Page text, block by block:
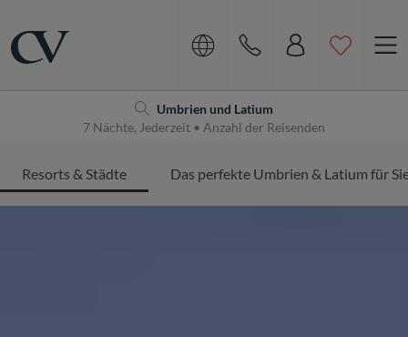
Umbrien und Latium
7 Nächte, Jederzeit • Anzahl der Reisenden
Resorts & Städte Das perfekte Umbrien & Latium für